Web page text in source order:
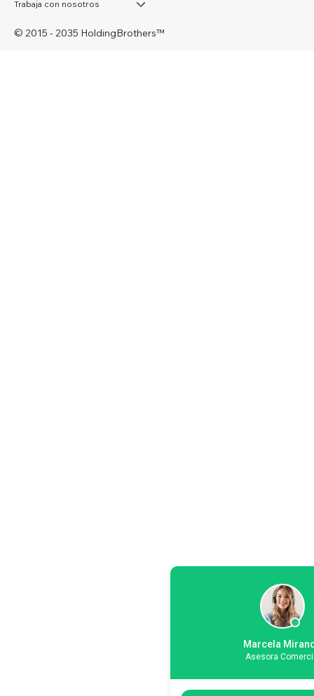
Trabaja con nosotros
© 2015 - 2035 HoldingBrothers™
Marcela
Asesora